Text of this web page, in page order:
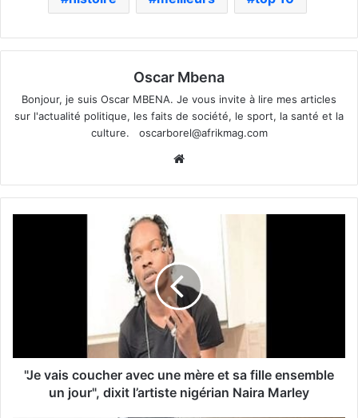
Oscar Mbena
Bonjour, je suis Oscar MBENA. Je vous invite à lire mes articles
sur l'actualité politique, les faits de société, le sport, la santé et la
culture. oscarborel@afrikmag.com
"Je vais coucher avec une mère et sa fille ensemble
un jour", dixit l’artiste nigérian Naira Marley